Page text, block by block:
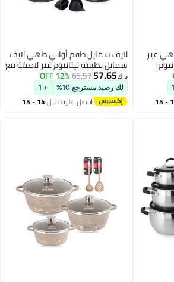
لايف سمايل طقم أواني طهي لايف
سمايل بطبقة تيتانيوم غير لاصقة مع
قاعدة حث حراري | قدور متعددة
الأحجام مع أغطية زجاجية | مناسب
لجميع أنواع المواقد
د.ك‏ 57.65
65.57
12% OFF
لك رصيد مسترجع 10% + 1
احصل عليه خلال 14 - 15